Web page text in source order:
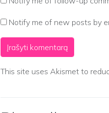
Notify me of new posts by
This site uses Akismet to